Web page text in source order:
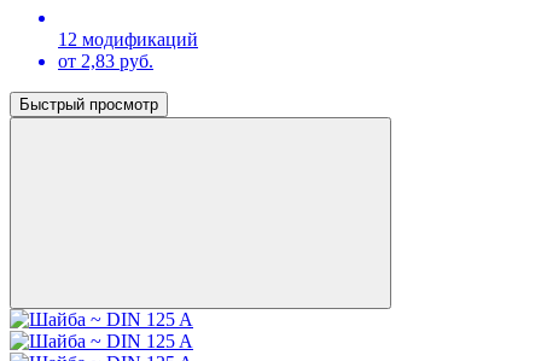
12 модификаций
от 2,83 руб.
Быстрый просмотр